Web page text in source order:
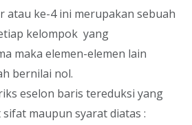
atau ke-4 ini merupakan sebuah
kelompok yang
maka elemen-elemen lain
bernilai nol.
eselon baris tereduksi yang
maupun syarat diatas :